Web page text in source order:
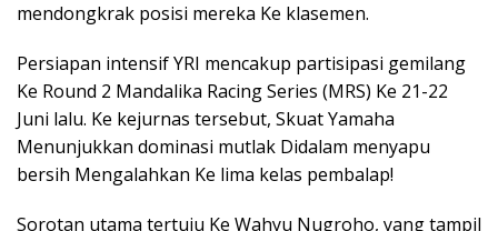
mendongkrak posisi mereka Ke klasemen.
Persiapan intensif YRI mencakup partisipasi gemilang
Ke Round 2 Mandalika Racing Series (MRS) Ke 21-22
Juni lalu. Ke kejurnas tersebut, Skuat Yamaha
Menunjukkan dominasi mutlak Didalam menyapu
bersih Mengalahkan Ke lima kelas pembalap!
Sorotan utama tertuju Ke Wahyu Nugroho, yang tampil